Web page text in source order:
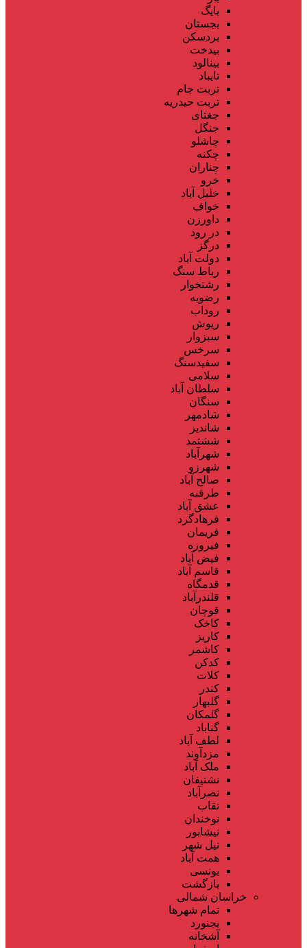
بایگ
بجستان
بردسکن
بیدخت
بینالود
تایباد
تربت جام
تربت حیدریه
جغتای
جنگل
چاشلو
چکنه
چناران
خرو
خلیل آباد
خواف
داورزن
در رود
درگز
دولت آباد
رباط سنگ
رشتخوار
رضویه
روداب
ریوش
سبزوار
سرخس
سفیدسنگ
سلامی
سلطان آباد
سنگان
شادمهر
شاندیز
ششتمد
شهرآباد
شهرزو
صالح آباد
طرقبه
عشق آباد
فرهادگرد
فریمان
فیروزه
فیض آباد
قاسم آباد
قدمگاه
قلندرآباد
قوچان
کاخک
کاریز
کاشمر
کدکن
کلات
کندر
گلبهار
گلمکان
گناباد
لطف آباد
مزدآوند
ملک آباد
نشتیفان
نصرآباد
نقاب
نوخندان
نیشابور
نیل شهر
همت آباد
یونسی
بازگشت
خراسان شمالی
تمام شهر‌ها
بجنورد
آشخانه